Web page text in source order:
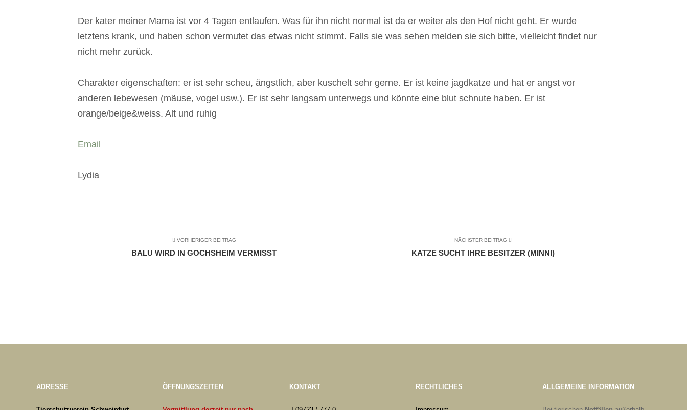
Der kater meiner Mama ist vor 4 Tagen entlaufen. Was für ihn nicht normal ist da er weiter als den Hof nicht geht. Er wurde
letztens krank, und haben schon vermutet das etwas nicht stimmt. Falls sie was sehen melden sie sich bitte, vielleicht findet nur
nicht mehr zurück.
Charakter eigenschaften: er ist sehr scheu, ängstlich, aber kuschelt sehr gerne. Er ist keine jagdkatze und hat er angst vor
anderen lebewesen (mäuse, vogel usw.). Er ist sehr langsam unterwegs und könnte eine blut schnute haben. Er ist
orange/beige&weiss. Alt und ruhig
Email
Lydia
VORHERIGER BEITRAG
BALU WIRD IN GOCHSHEIM VERMISST
NÄCHSTER BEITRAG
KATZE SUCHT IHRE BESITZER (MINNI)
ADRESSE ÖFFNUNGSZEITEN KONTAKT RECHTLICHES ALLGEMEINE INFORMATION